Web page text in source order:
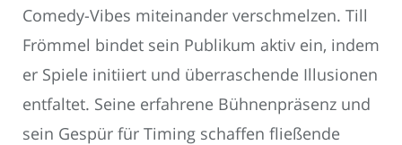
Comedy-Vibes miteinander verschmelzen. Till
Frömmel bindet sein Publikum aktiv ein, indem
er Spiele initiiert und überraschende Illusionen
entfaltet. Seine erfahrene Bühnenpräsenz und
sein Gespür für Timing schaffen fließende